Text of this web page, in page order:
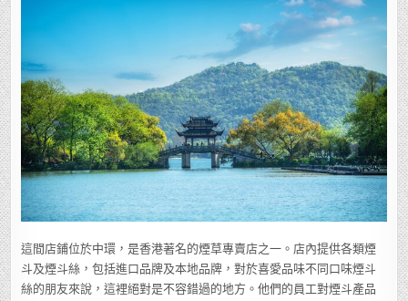
這間店鋪位於中環，是香港著名的煙草專賣店之一。店內提供各類煙
斗及煙斗絲，包括進口品牌及本地品牌，對於喜愛品味不同口味煙斗
絲的朋友來說，這裡絕對是不容錯過的地方。他們的員工對煙斗產品